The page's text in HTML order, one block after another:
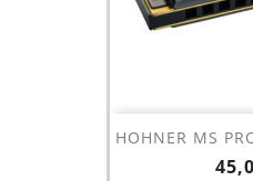
HOHNER MS
Prix